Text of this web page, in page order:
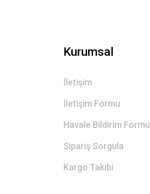
Kurumsal
İletişim
İletişim Formu
Havale Bildirim Formu
Sipariş Sorgula
Kargo Takibi